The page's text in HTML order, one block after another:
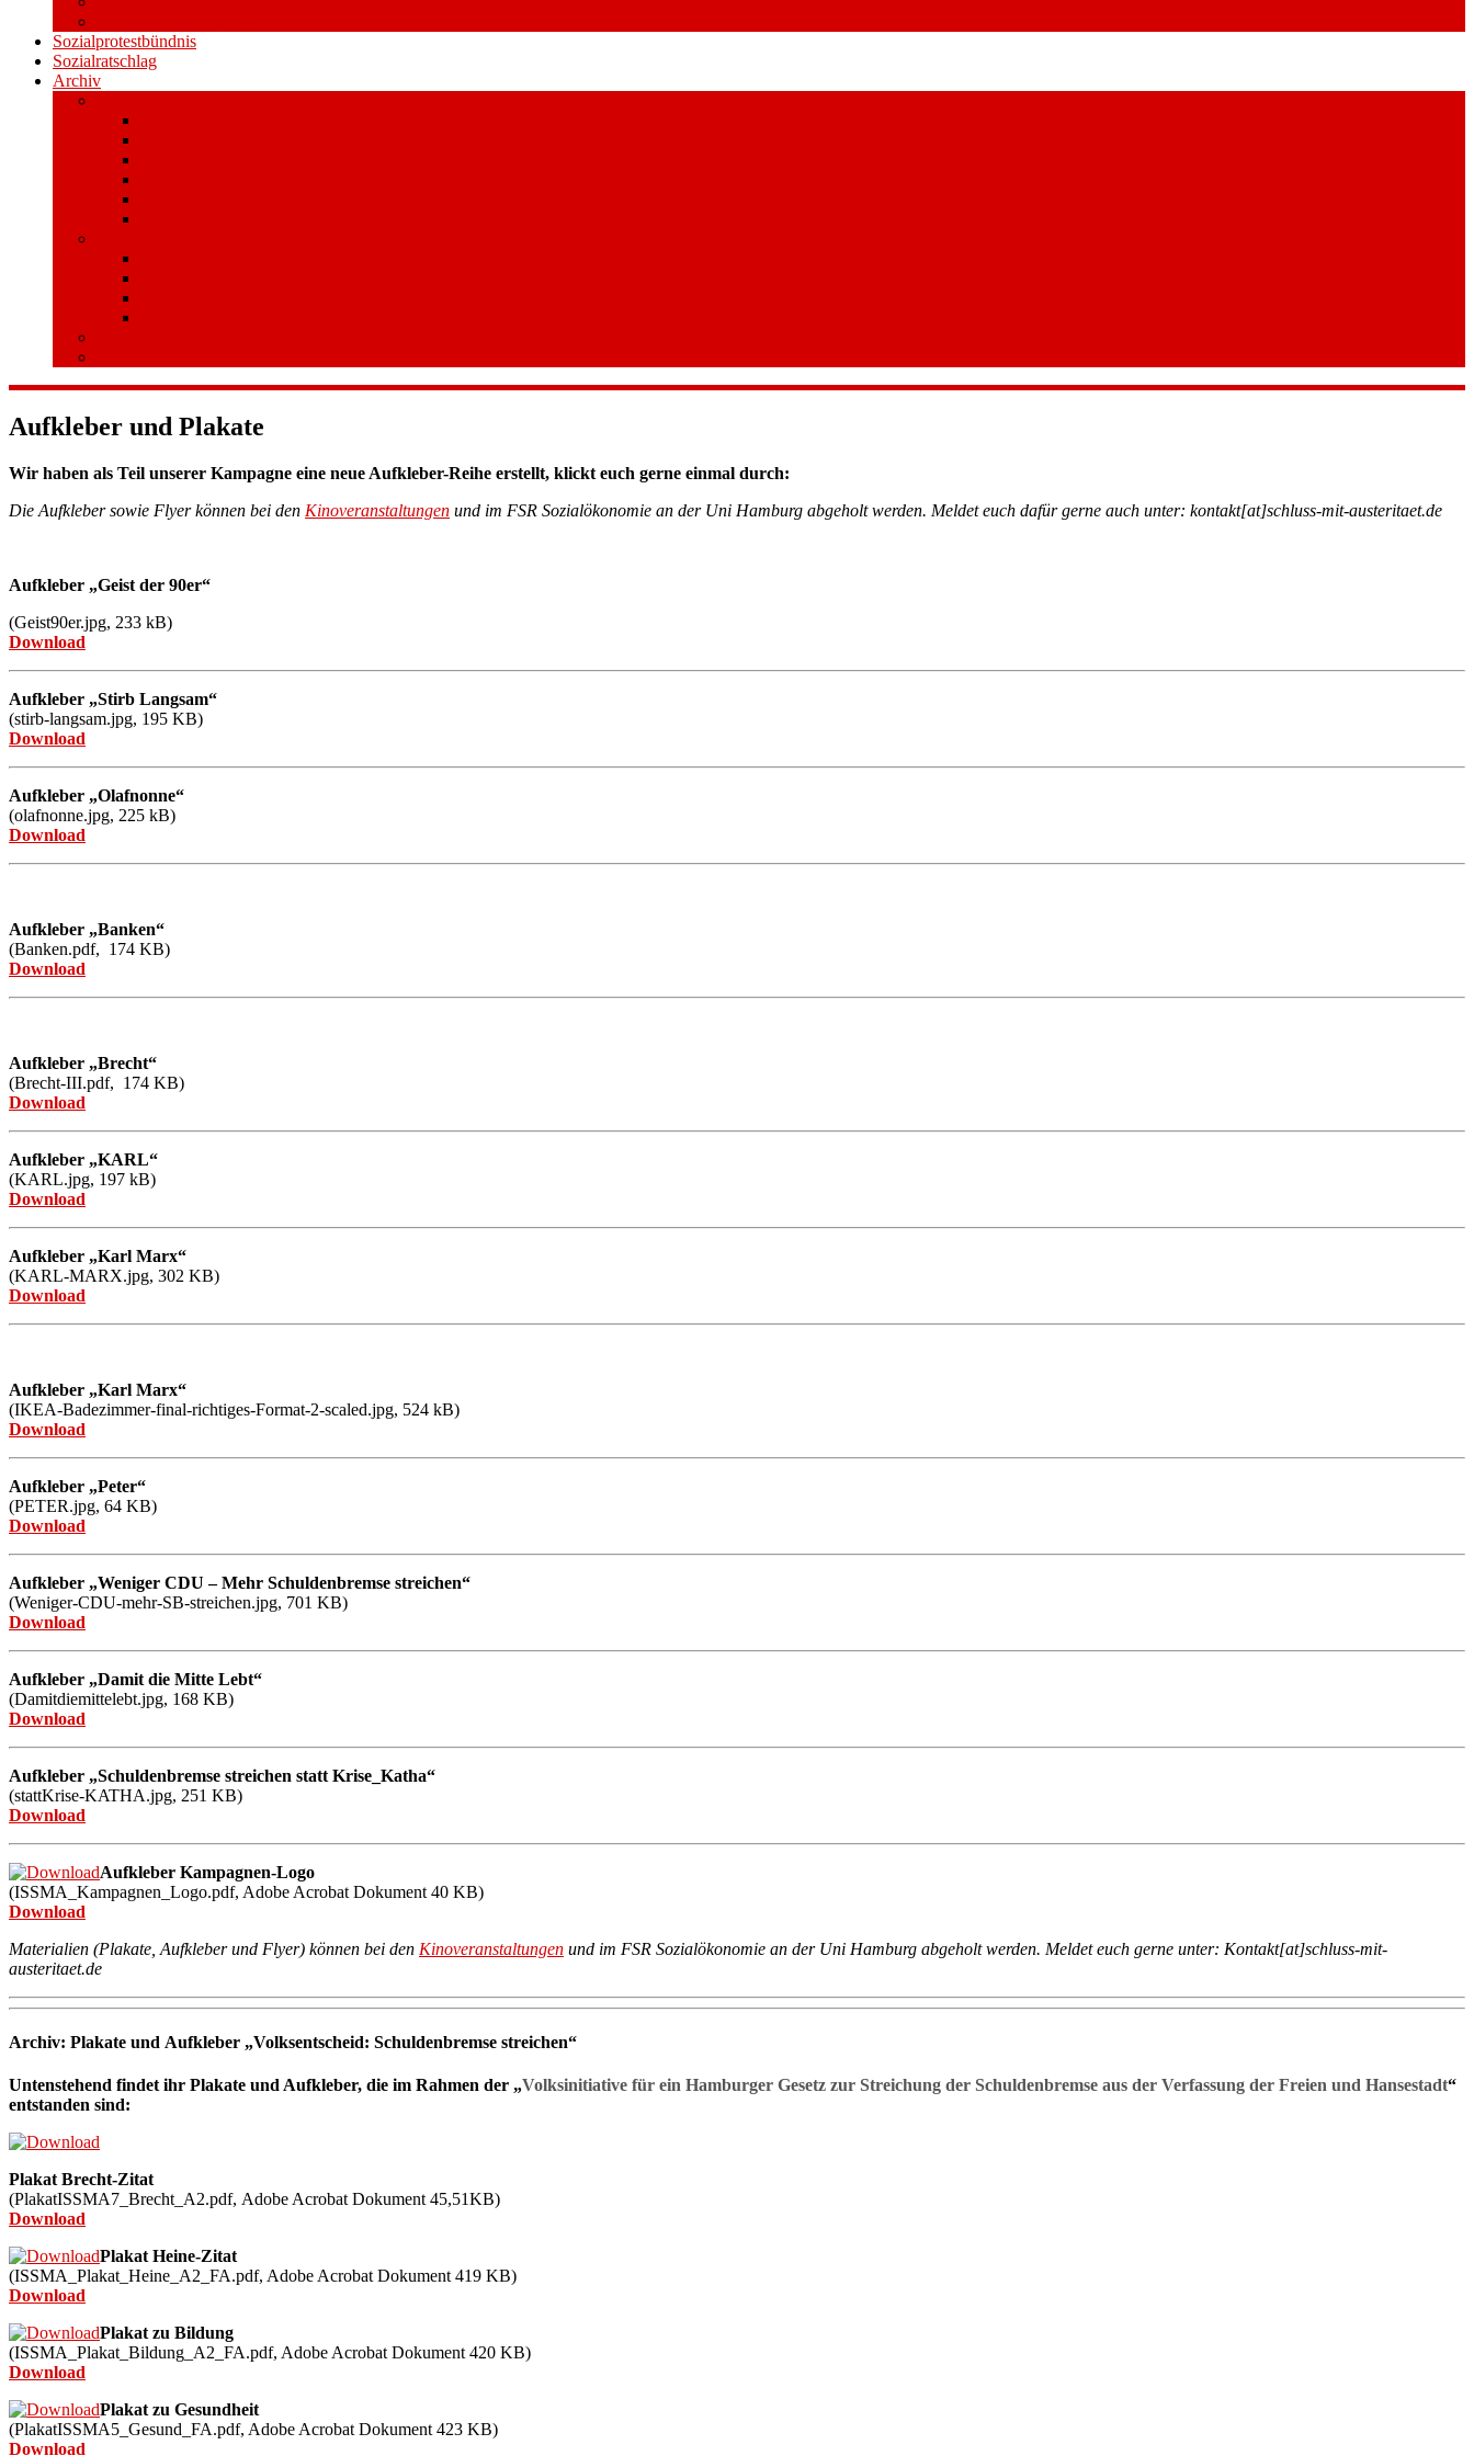
Sozialprotestbündnis
Sozialratschlag
Archiv
Aufkleber und Plakate
Wir haben als Teil unserer Kampagne eine neue Aufkleber-Reihe erstellt, klickt euch gerne einmal durch:
Die Aufkleber sowie Flyer können bei den Kinoveranstaltungen und im FSR Sozialökonomie an der Uni Hamburg abgeholt werden. Meldet euch dafür gerne auch unter: kontakt[at]schluss-mit-austeritaet.de
Aufkleber „Geist der 90er“
(Geist90er.jpg, 233 kB)
Download
Aufkleber „Stirb Langsam“
(stirb-langsam.jpg, 195 KB)
Download
Aufkleber „Olafnonne“
(olafnonne.jpg, 225 kB)
Download
Aufkleber „Banken“
(Banken.pdf, 174 KB)
Download
Aufkleber „Brecht“
(Brecht-III.pdf, 174 KB)
Download
Aufkleber „KARL“
(KARL.jpg, 197 kB)
Download
Aufkleber „Karl Marx“
(KARL-MARX.jpg, 302 KB)
Download
Aufkleber „Karl Marx“
(IKEA-Badezimmer-final-richtiges-Format-2-scaled.jpg, 524 kB)
Download
Aufkleber „Peter“
(PETER.jpg, 64 KB)
Download
Aufkleber „Weniger CDU – Mehr Schuldenbremse streichen“
(Weniger-CDU-mehr-SB-streichen.jpg, 701 KB)
Download
Aufkleber „Damit die Mitte Lebt“
(Damitdiemittelebt.jpg, 168 KB)
Download
Aufkleber „Schuldenbremse streichen statt Krise_Katha“
(stattKrise-KATHA.jpg, 251 KB)
Download
Aufkleber Kampagnen-Logo
(ISSMA_Kampagnen_Logo.pdf, Adobe Acrobat Dokument 40 KB)
Download
Materialien (Plakate, Aufkleber und Flyer) können bei den Kinoveranstaltungen und im FSR Sozialökonomie an der Uni Hamburg abgeholt werden. Meldet euch gerne unter: Kontakt[at]schluss-mit-
austeritaet.de
Archiv: Plakate und Aufkleber „Volksentscheid: Schuldenbremse streichen“
Untenstehend findet ihr Plakate und Aufkleber, die im Rahmen der „Volksinitiative für ein Hamburger Gesetz zur Streichung der Schuldenbremse aus der Verfassung der Freien und Hansestadt“
entstanden sind:
Plakat Brecht-Zitat
(PlakatISSMA7_Brecht_A2.pdf, Adobe Acrobat Dokument 45,51KB)
Download
Plakat Heine-Zitat
(ISSMA_Plakat_Heine_A2_FA.pdf, Adobe Acrobat Dokument 419 KB)
Download
Plakat zu Bildung
(ISSMA_Plakat_Bildung_A2_FA.pdf, Adobe Acrobat Dokument 420 KB)
Download
Plakat zu Gesundheit
(PlakatISSMA5_Gesund_FA.pdf, Adobe Acrobat Dokument 423 KB)
Download